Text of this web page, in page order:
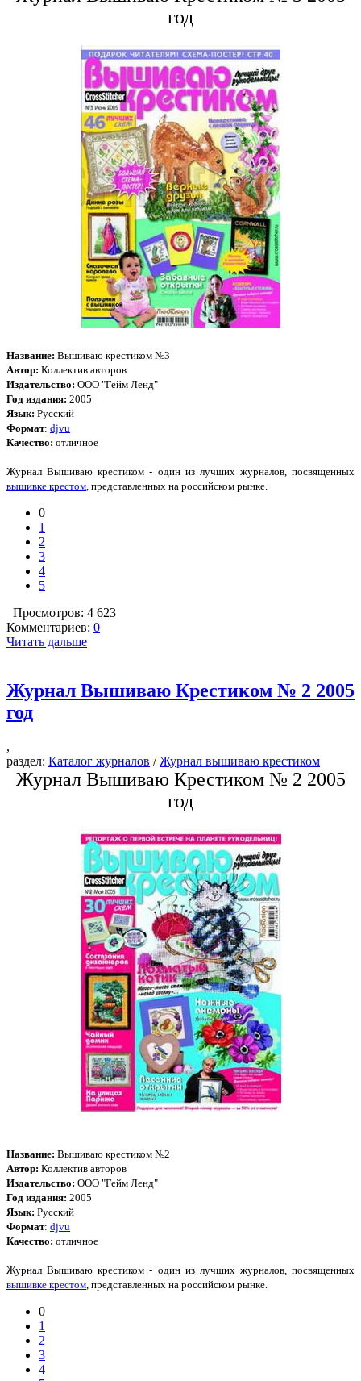
год
Название: Вышиваю крестиком №3
Автор: Коллектив авторов
Издательство: ООО "Гейм Ленд"
Год издания: 2005
Язык: Русский
Формат: djvu
Качество: отличное
Журнал Вышиваю крестиком - один из лучших журналов, посвященных
вышивке крестом , представленных на российском рынке.
0
1
2
3
4
5
Просмотров: 4 623
Комментариев: 0
Читать дальше
Журнал Вышиваю Крестиком № 2 2005
год
,
раздел: Каталог журналов /Журнал вышиваю крестиком
Журнал Вышиваю Крестиком № 2 2005
год
Название: Вышиваю крестиком №2
Автор: Коллектив авторов
Издательство: ООО "Гейм Ленд"
Год издания: 2005
Язык: Русский
Формат: djvu
Качество: отличное
Журнал Вышиваю крестиком - один из лучших журналов, посвященных
вышивке крестом , представленных на российском рынке.
0
1
2
3
4